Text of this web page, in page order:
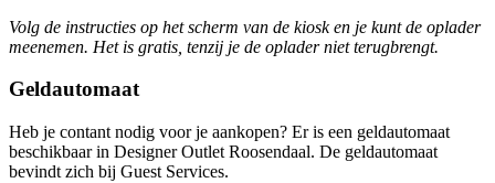
Volg de instructies op het scherm van de kiosk en je kunt de oplader
meenemen. Het is gratis, tenzij je de oplader niet terugbrengt.
Geldautomaat
Heb je contant nodig voor je aankopen? Er is een geldautomaat
beschikbaar in Designer Outlet Roosendaal. De geldautomaat
bevindt zich bij Guest Services.